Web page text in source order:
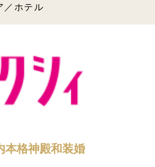
／ホテル
本格神殿和装婚